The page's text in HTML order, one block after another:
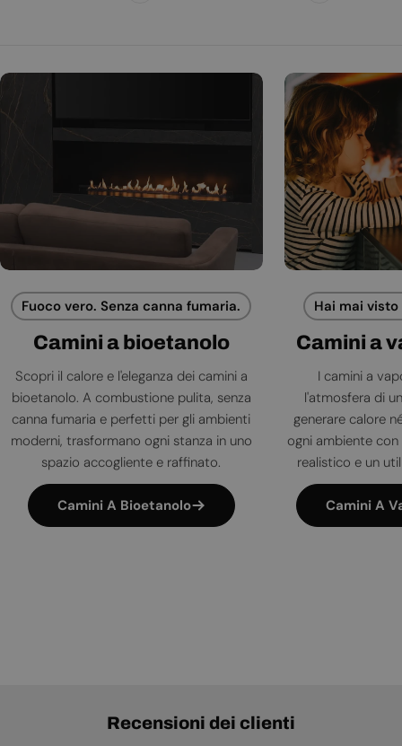
Fuoco vero. Senza canna fumaria.
Camini a bioetanolo
Scopri il calore e l'eleganza dei camini a
bioetanolo. A combustione pulita, senza
canna fumaria e perfetti per gli ambienti
moderni, trasformano ogni stanza in uno
spazio accogliente e raffinato.
Camini A Bioetanolo
Hai mai
Camini a
I camini a
l'atmosfera di
generare calore
ogni ambiente
realistico e un
Camini A
Recensioni dei clienti